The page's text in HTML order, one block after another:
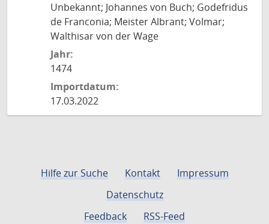
Unbekannt; Johannes von Buch; Godefridus
de Franconia; Meister Albrant; Volmar;
Walthisar von der Wage
Jahr:
1474
Importdatum:
17.03.2022
Hilfe zur Suche Kontakt
Impressum
Datenschutz
Feedback
RSS-Feed